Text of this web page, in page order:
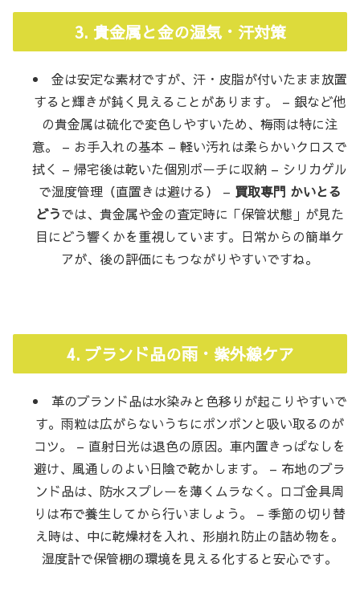
3. 貴金属と金の湿気・汗対策
金は安定な素材ですが、汗・皮脂が付いたまま放置
すると輝きが鈍く見えることがあります。 – 銀など他
の貴金属は硫化で変色しやすいため、梅雨は特に注
意。 – お手入れの基本 – 軽い汚れは柔らかいクロスで
拭く – 帰宅後は乾いた個別ポーチに収納 – シリカゲル
で湿度管理（直置きは避ける） – 買取専門 かいとる
どうでは、貴金属や金の査定時に「保管状態」が見た
目にどう響くかを重視しています。日常からの簡単ケ
アが、後の評価にもつながりやすいですね。
4. ブランド品の雨・紫外線ケア
革のブランド品は水染みと色移りが起こりやすいで
す。雨粒は広がらないうちにポンポンと吸い取るのが
コツ。 – 直射日光は退色の原因。車内置きっぱなしを
避け、風通しのよい日陰で乾かします。 – 布地のブラ
ンド品は、防水スプレーを薄くムラなく。ロゴ金具周
りは布で養生してから行いましょう。 – 季節の切り替
え時は、中に乾燥材を入れ、形崩れ防止の詰め物を。
湿度計で保管棚の環境を見える化すると安心です。